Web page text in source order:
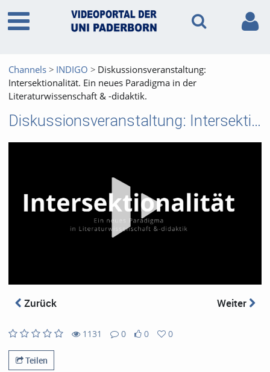
Channels INDIGO
Diskussionsveranstaltung:
Intersektionalität. Ein neues Paradigma in der
Literaturwissenschaft & -didaktik.
Diskussionsveranstaltung: Intersektionalität. Ein neues Paradigma in der Literaturwissenschaft & -didaktik.
Zurück Weiter
1131
views
0
Kommentare
0
likes
0
favoritesTeilen